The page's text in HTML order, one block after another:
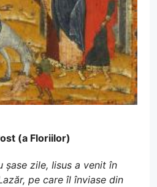
(a Floriilor)
șase zile, Iisus a venit în
pe care îl înviase din